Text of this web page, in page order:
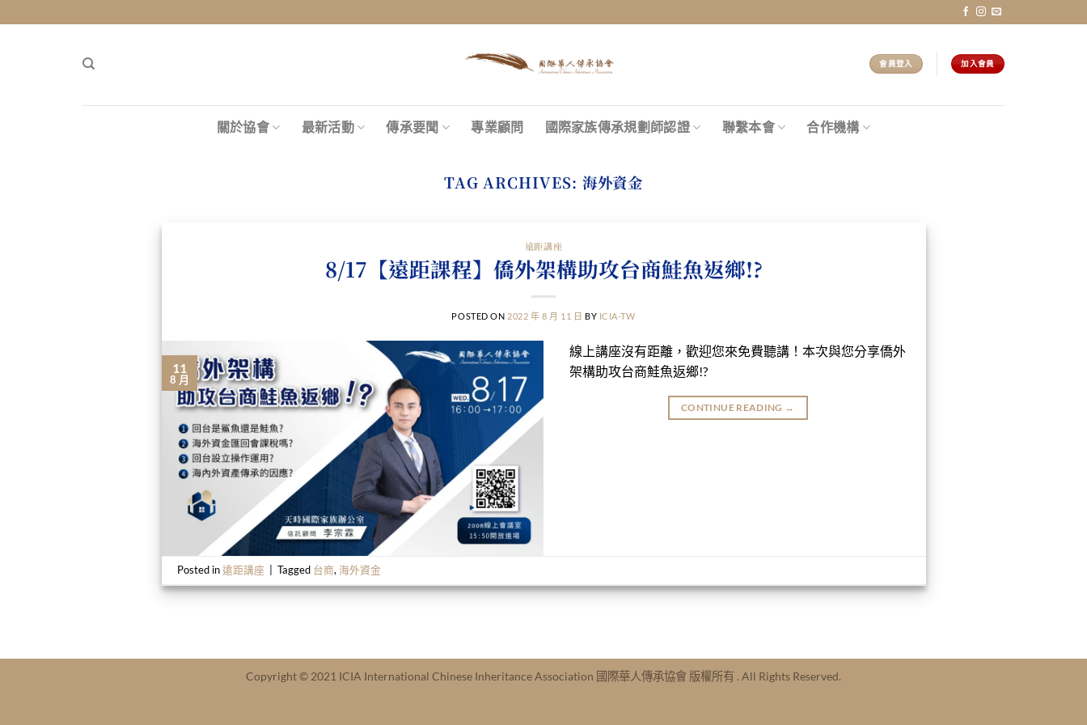
會員登入 加入會員
關於協會 最新活動 傳承要聞 專業顧問 國際家族傳承規劃師認證 聯繫本會 合作機構
TAG ARCHIVES: 海外資金
遠距講座
8/17【遠距課程】僑外架構助攻台商鮭魚返鄉!?
POSTED ON 2022 年 8 月 11 日 BY ICIA-TW
11
8 月
線上講座沒有距離，歡迎您來免費聽講！本次與您分享僑外
架構助攻台商鮭魚返鄉!?
CONTINUE READING →
Posted in遠距講座 Tagged 台商, 海外資金
Copyright © 2021 ICIA International Chinese Inheritance Association 國際華人傳承協會 版權所有 . All Rights Reserved.